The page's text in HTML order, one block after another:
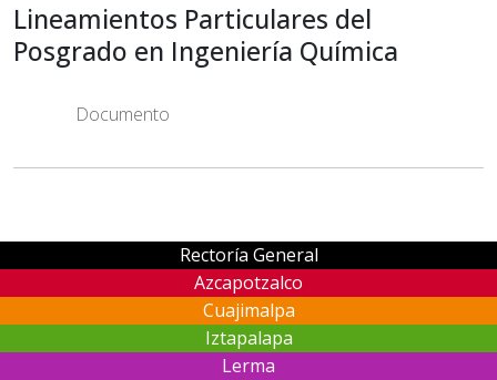
Lineamientos Particulares del
Posgrado en Ingeniería Química
Documento
Rectoría General
Azcapotzalco
Cuajimalpa
Iztapalapa
Lerma